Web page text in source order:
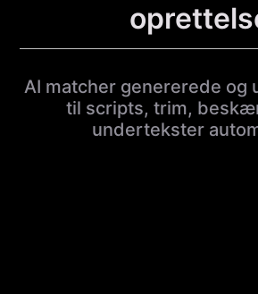
AI matcher genererede og
til scripts, trim,
undertekster